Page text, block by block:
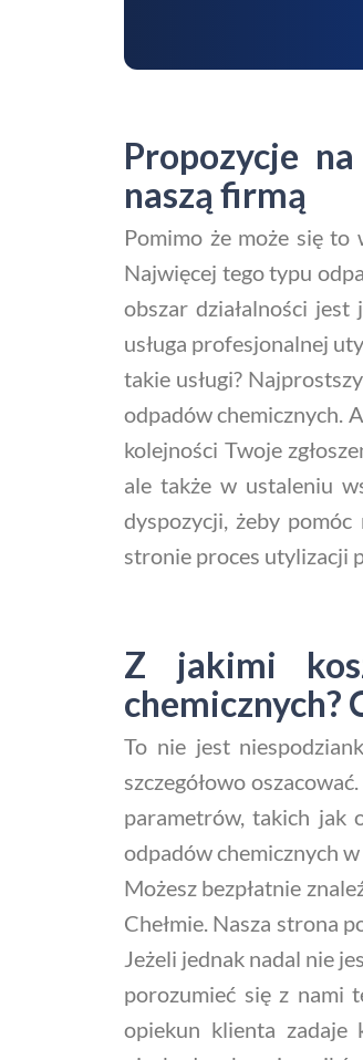
Propozycje
naszą firmą
Pomimo że może się to
Najwięcej tego typu
obszar działalności
usługa profesjonalnej
takie usługi?
odpadów chemicznych.
kolejności Twoje
ale także w ustaleniu
dyspozycji, żeby
stronie proces utylizacji
Z jakimi
chemicznych?
To nie jest
szczegółowo
parametrów, takich jak
odpadów chemicznych
Możesz bezpłatnie
Chełmie. Nasza strona
Jeżeli jednak nadal nie
porozumieć się z nami
opiekun klienta zadaje